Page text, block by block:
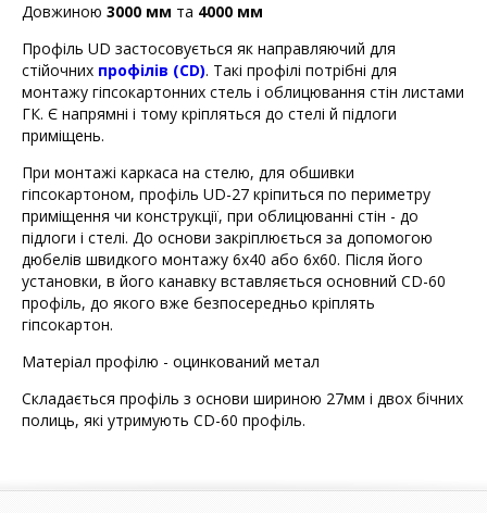
Довжиною 3000 мм та 4000 мм
Профіль UD застосовується як направляючий для
стійочних профілів (СD). Такі профілі потрібні для
монтажу гіпсокартонних стель і облицювання стін листами
ГК. Є напрямні і тому кріпляться до стелі й підлоги
приміщень.
При монтажі каркаса на стелю, для обшивки
гіпсокартоном, профіль UD-27 кріпиться по периметру
приміщення чи конструкції, при облицюванні стін - до
підлоги і стелі. До основи закріплюється за допомогою
дюбелів швидкого монтажу 6х40 або 6х60. Після його
установки, в його канавку вставляється основний CD-60
профіль, до якого вже безпосередньо кріплять
гіпсокартон.
Матеріал профілю - оцинкований метал
Складається профіль з основи шириною 27мм і двох бічних
полиць, які утримують CD-60 профіль.